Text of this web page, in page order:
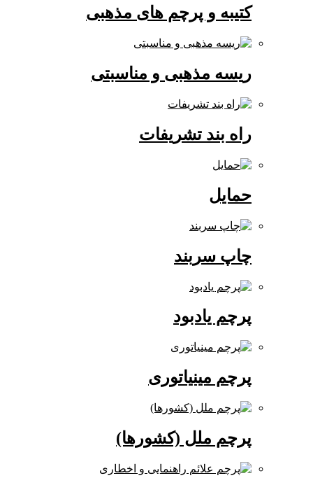
کتیبه و پرچم های مذهبی
ریسه مذهبی و مناسبتی
راه بند تشریفات
چاپ سربند
پرچم یادبود
پرچم مینیاتوری
پرچم ملل (کشورها)